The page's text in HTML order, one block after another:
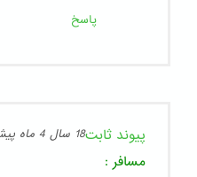
پاسخ
پیوند ثابت18 سال 4 ماه پیش
مسافر :